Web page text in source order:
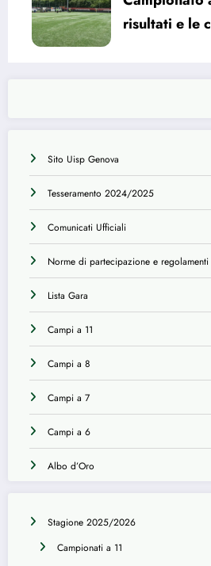
Sito Uisp Genova
Tesseramento 2024/2025
Comunicati Ufficiali
Norme di partecipazione e regolamenti
Lista Gara
Campi a 11
Campi a 8
Campi a 7
Campi a 6
Albo d’Oro
Stagione 2025/2026
Campionati a 11
risultati e le